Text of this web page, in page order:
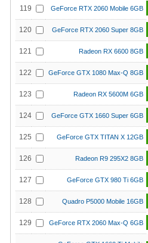
119 GeForce RTX 2060 Mobile 6GB
120 GeForce RTX 2060 Super 8GB
121 Radeon RX 6600 8GB
122 GeForce GTX 1080 Max-Q 8GB
123 Radeon RX 5600M 6GB
124 GeForce GTX 1660 Super 6GB
125 GeForce GTX TITAN X 12GB
126 Radeon R9 295X2 8GB
127 GeForce GTX 980 Ti 6GB
128 Quadro P5000 Mobile 16GB
129 GeForce RTX 2060 Max-Q 6GB